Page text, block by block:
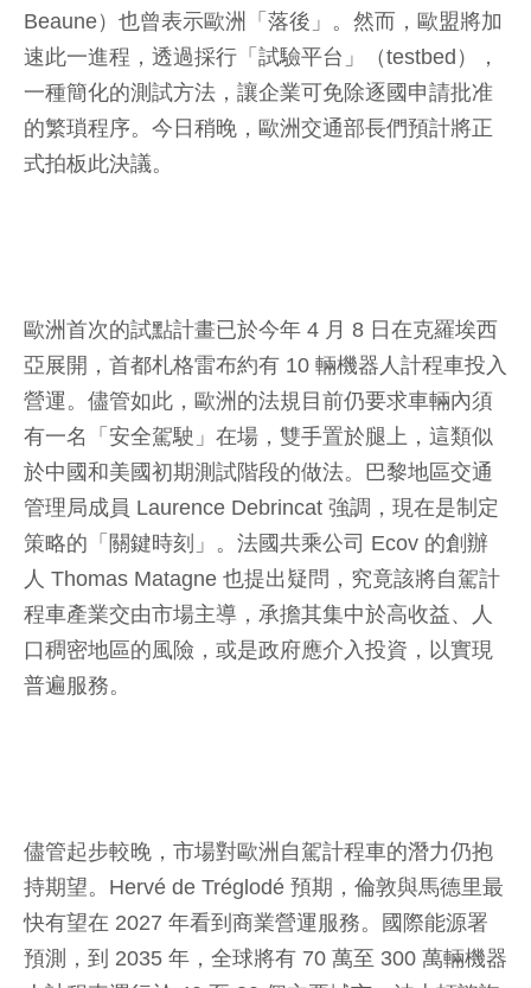
Beaune）也曾表示歐洲「落後」。然而，歐盟將加
速此一進程，透過採行「試驗平台」（testbed），
一種簡化的測試方法，讓企業可免除逐國申請批准
的繁瑣程序。今日稍晚，歐洲交通部長們預計將正
式拍板此決議。
歐洲首次的試點計畫已於今年 4 月 8 日在克羅埃西
亞展開，首都札格雷布約有 10 輛機器人計程車投入
營運。儘管如此，歐洲的法規目前仍要求車輛內須
有一名「安全駕駛」在場，雙手置於腿上，這類似
於中國和美國初期測試階段的做法。巴黎地區交通
管理局成員 Laurence Debrincat 強調，現在是制定
策略的「關鍵時刻」。法國共乘公司 Ecov 的創辦
人 Thomas Matagne 也提出疑問，究竟該將自駕計
程車產業交由市場主導，承擔其集中於高收益、人
口稠密地區的風險，或是政府應介入投資，以實現
普遍服務。
儘管起步較晚，市場對歐洲自駕計程車的潛力仍抱
持期望。Hervé de Tréglodé 預期，倫敦與馬德里最
快有望在 2027 年看到商業營運服務。國際能源署
預測，到 2035 年，全球將有 70 萬至 300 萬輛機器